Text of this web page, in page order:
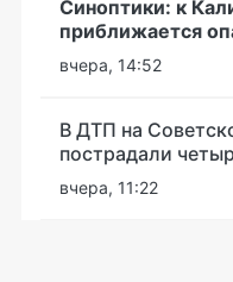
Синоптики: к
приближается
вчера, 14:52
В ДТП на
пострадали
вчера, 11:22